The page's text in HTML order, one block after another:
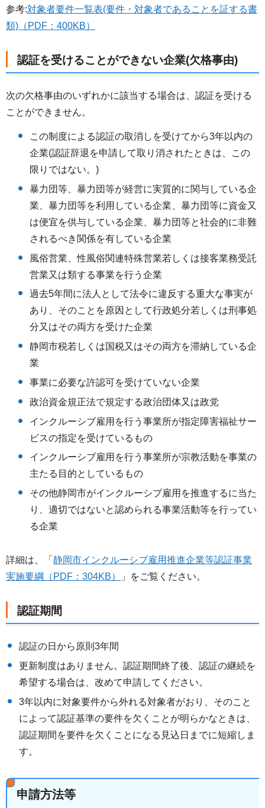
参考:対象者要件一覧表(要件・対象者であることを証する書
類)（PDF：400KB）
認証を受けることができない企業(欠格事由)
次の欠格事由のいずれかに該当する場合は、認証を受ける
ことができません。
この制度による認証の取消しを受けてから3年以内の
企業(認証辞退を申請して取り消されたときは、この
限りではない。)
暴力団等、暴力団等が経営に実質的に関与している企
業、暴力団等を利用している企業、暴力団等に資金又
は便宜を供与している企業、暴力団等と社会的に非難
されるべき関係を有している企業
風俗営業、性風俗関連特殊営業若しくは接客業務受託
営業又は類する事業を行う企業
過去5年間に法人として法令に違反する重大な事実が
あり、そのことを原因として行政処分若しくは刑事処
分又はその両方を受けた企業
静岡市税若しくは国税又はその両方を滞納している企
業
事業に必要な許認可を受けていない企業
政治資金規正法で規定する政治団体又は政党
インクルーシブ雇用を行う事業所が指定障害福祉サー
ビスの指定を受けているもの
インクルーシブ雇用を行う事業所が宗教活動を事業の
主たる目的としているもの
その他静岡市がインクルーシブ雇用を推進するに当た
り、適切ではないと認められる事業活動等を行ってい
る企業
詳細は、「 静岡市インクルーシブ雇用推進企業等認証事業
実施要綱（PDF：304KB）
」をご覧ください。
認証期間
認証の日から原則3年間
更新制度はありません。認証期間終了後、認証の継続を
希望する場合は、改めて申請してください。
3年以内に対象要件から外れる対象者がおり、そのこと
によって認証基準の要件を欠くことが明らかなときは、
認証期間を要件を欠くことになる見込日までに短縮しま
す。
申請方法等